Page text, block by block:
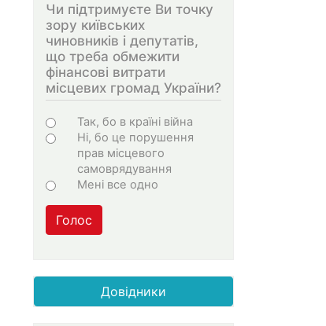
Чи підтримуєте Ви точку
зору київських
чиновників і депутатів,
що треба обмежити
фінансові витрати
місцевих громад України?
Варіанти
Так, бо в країні війна
Ні, бо це порушення
прав місцевого
самоврядування
Мені все одно
Голос
Довідники